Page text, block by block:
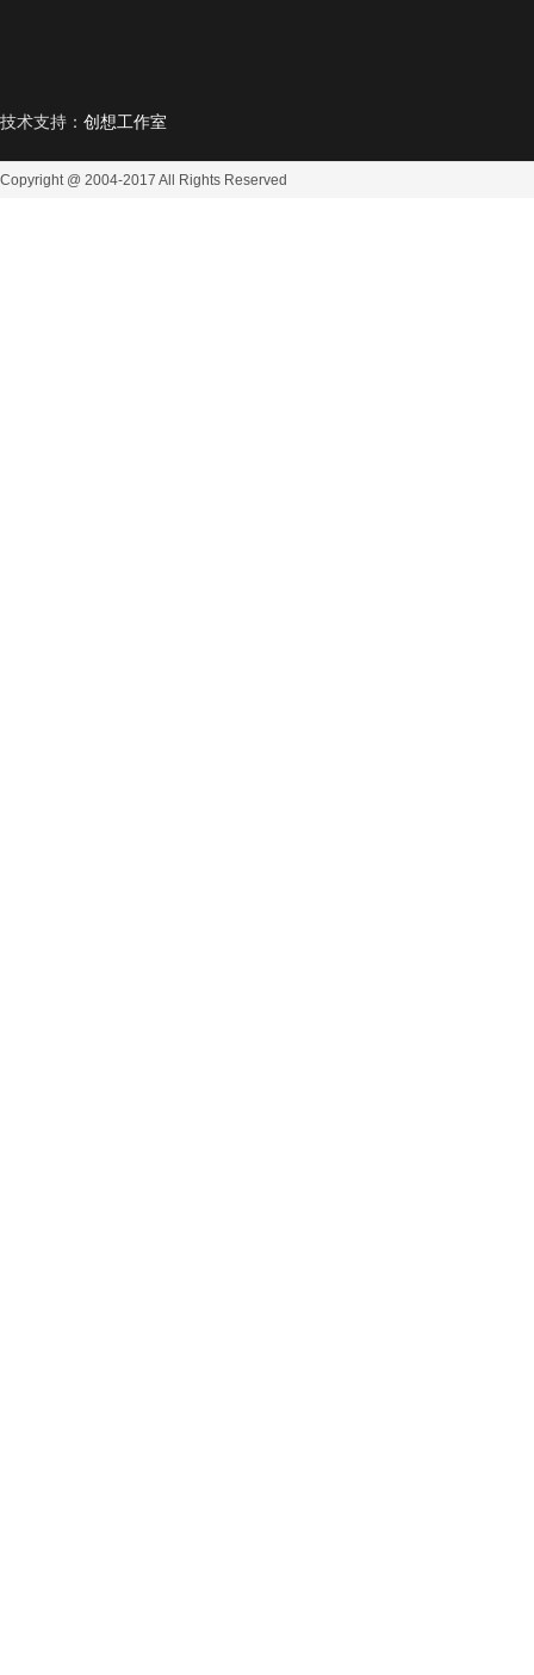
技术支持： 创想工作室
Copyright @ 2004-2017 All Rights Reserved